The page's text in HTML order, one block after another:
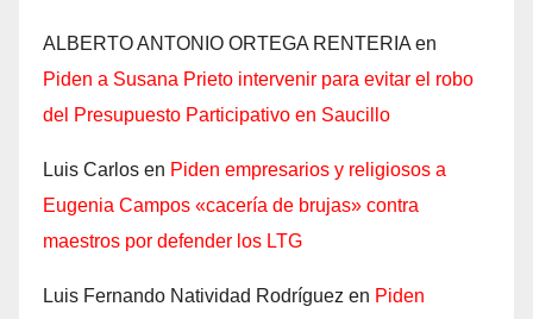
ALBERTO ANTONIO ORTEGA RENTERIA en
Piden a Susana Prieto intervenir para evitar el robo
del Presupuesto Participativo en Saucillo
Luis Carlos en Piden empresarios y religiosos a
Eugenia Campos «cacería de brujas» contra
maestros por defender los LTG
Luis Fernando Natividad Rodríguez en Piden